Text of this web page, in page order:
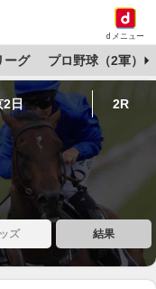
dメニュー
ーグ プロ野球（2軍）
2日 2R
ズ 結果